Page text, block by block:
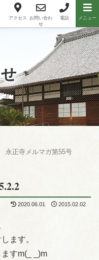
永正寺メルマガ第55号
2020.06.01 2015.02.02
ます。
すm(_ _)m
アクセス
お問い合わ
せ
電話 メニュー